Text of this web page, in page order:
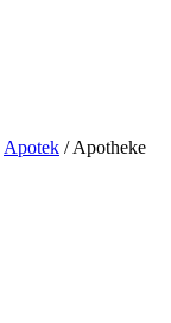
Apotek / Apotheke